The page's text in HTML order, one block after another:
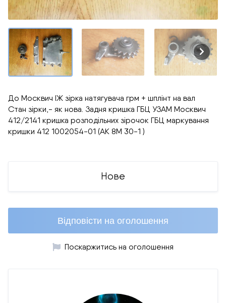
До Москвич ІЖ зірка натягувача грм + шплінт на вал
Стан зірки,- як нова. Задня кришка ГБЦ УЗАМ Москвич
412/2141 кришка розподільних зірочок ГБЦ маркування
кришки 412 1002054-01 (АК 8М 30-1 )
Нове
Відповісти на оголошення
Поскаржитись на оголошення